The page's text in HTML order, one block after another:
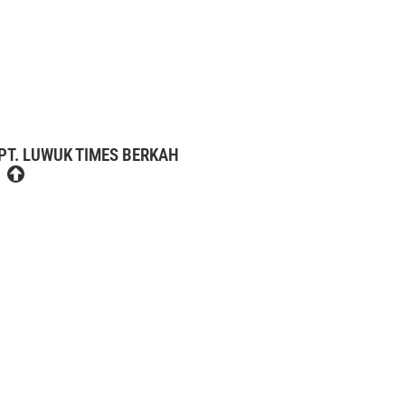
LUWUK TIMES BERKAH